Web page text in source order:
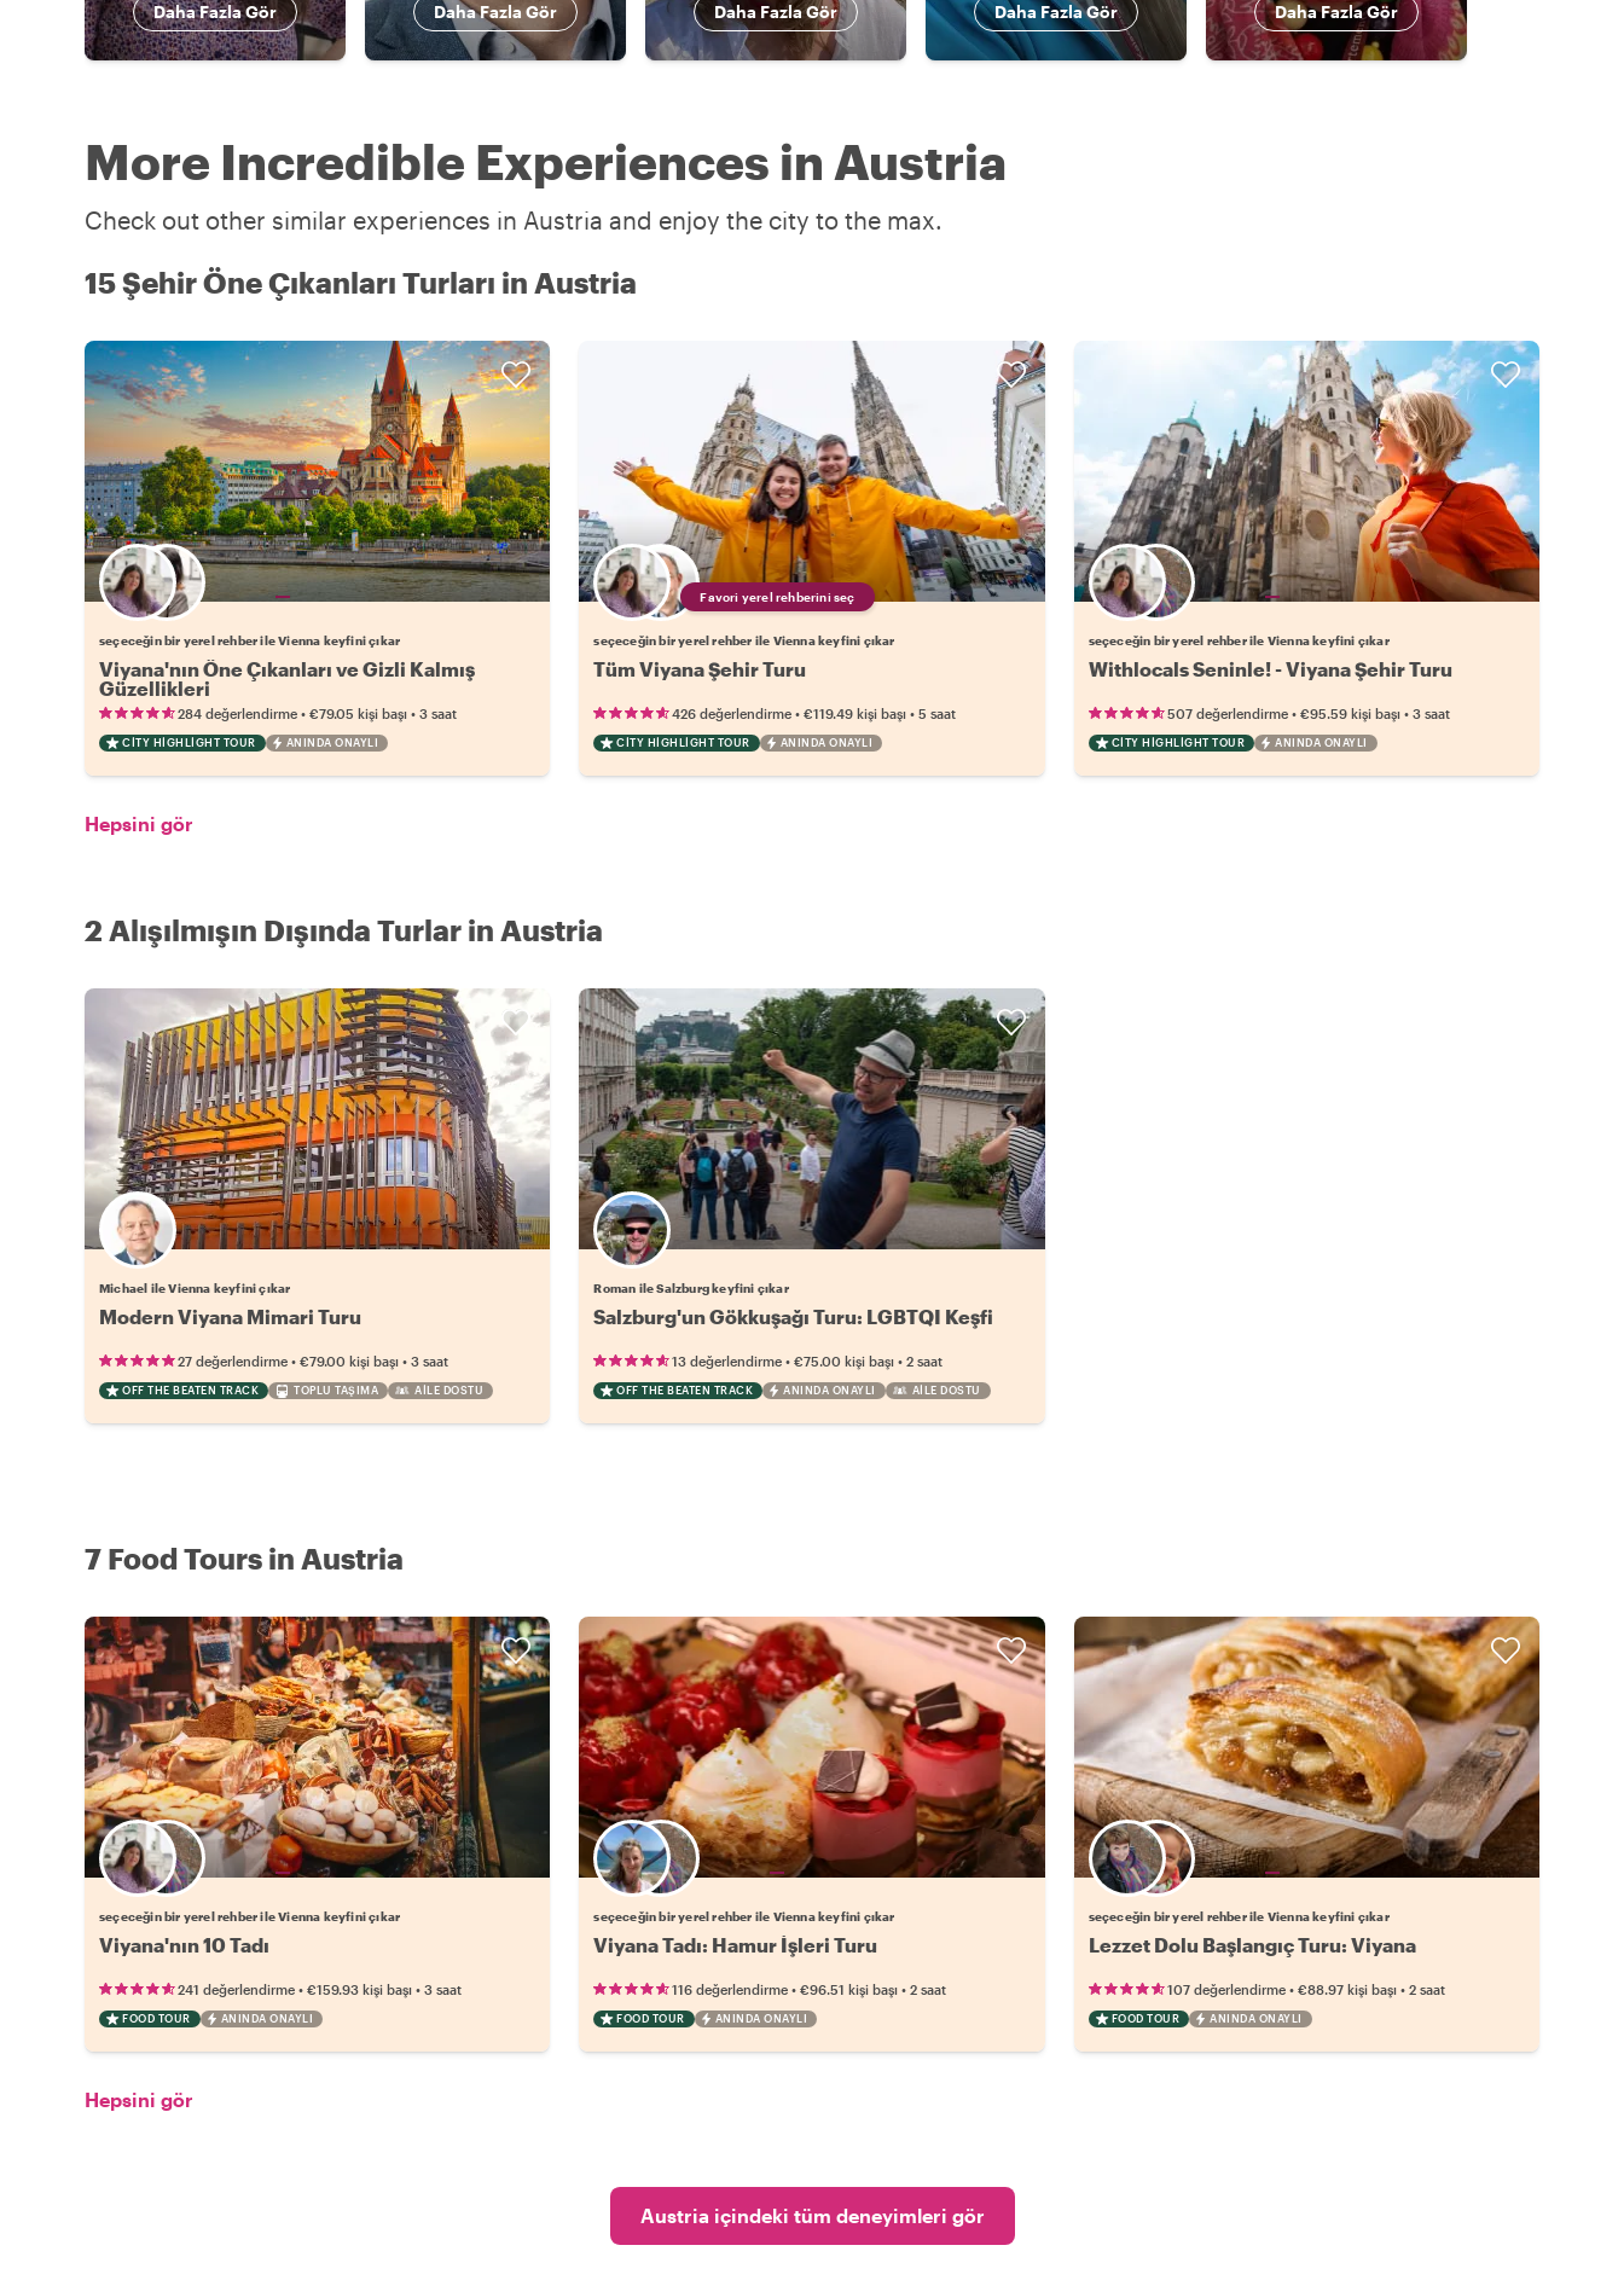
Daha Fazla Gör Daha Fazla Gör Daha Fazla Gör Daha Fazla Gör Daha Fazla Gör
More Incredible Experiences in Austria
Check out other similar experiences in Austria and enjoy the city to the max.
15 Şehir Öne Çıkanları Turları in Austria
Favori yerel rehberini seç
seçeceğin bir yerel rehber ile Vienna keyfini çıkar
Viyana'nın Öne Çıkanları ve Gizli Kalmış
Güzellikleri
284 değerlendirme • €79.05 kişi başı • 3 saat
CITY HIGHLIGHT TOUR ANINDA ONAYLI
Favori yerel rehberini seç
seçeceğin bir yerel rehber ile Vienna keyfini çıkar
Tüm Viyana Şehir Turu
426 değerlendirme •€119.49 kişi başı •5 saat
CITY HIGHLIGHT TOUR ANINDA ONAYLI
Favori yerel rehberini seç
seçeceğin bir yerel rehber ile Vienna keyfini çıkar
Withlocals Seninle! - Viyana Şehir Turu
507 değerlendirme• €95.59 kişi başı• 3 saat
CITY HIGHLIGHT TOUR ANINDA ONAYLI
Hepsini gör
2 Alışılmışın Dışında Turlar in Austria
Michael ile Vienna keyfini çıkar
Modern Viyana Mimari Turu
27 değerlendirme • €79.00 kişi başı • 3 saat
OFF THE BEATEN TRACK TOPLU TAŞIMA AILE DOSTU
Roman ile Salzburg keyfini çıkar
Salzburg'un Gökkuşağı Turu: LGBTQI Keşfi
13 değerlendirme •€75.00 kişi başı •2 saat
OFF THE BEATEN TRACK ANINDA ONAYLI AILE DOSTU
7 Food Tours in Austria
Favori yerel rehberini seç
seçeceğin bir yerel rehber ile Vienna keyfini çıkar
Viyana'nın 10 Tadı
241 değerlendirme • €159.93 kişi başı • 3 saat
FOOD TOUR ANINDA ONAYLI
Favori yerel rehberini seç
seçeceğin bir yerel rehber ile Vienna keyfini çıkar
Viyana Tadı: Hamur İşleri Turu
116 değerlendirme •€96.51 kişi başı •2 saat
FOOD TOUR ANINDA ONAYLI
Favori yerel rehberini seç
seçeceğin bir yerel rehber ile Vienna keyfini çıkar
Lezzet Dolu Başlangıç Turu: Viyana
107 değerlendirme• €88.97 kişi başı• 2 saat
FOOD TOUR ANINDA ONAYLI
Hepsini gör
Austria içindeki tüm deneyimleri gör